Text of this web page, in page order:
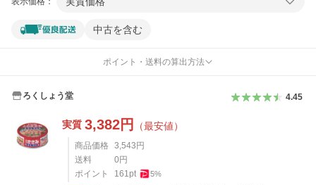
中古を含む
ポイント・送料の算出方法
ろくしょう堂 4.45
実質 3,382円 （最安値）
商品価格 3,543 円
送料
0 円
ポイント
161pt 5%